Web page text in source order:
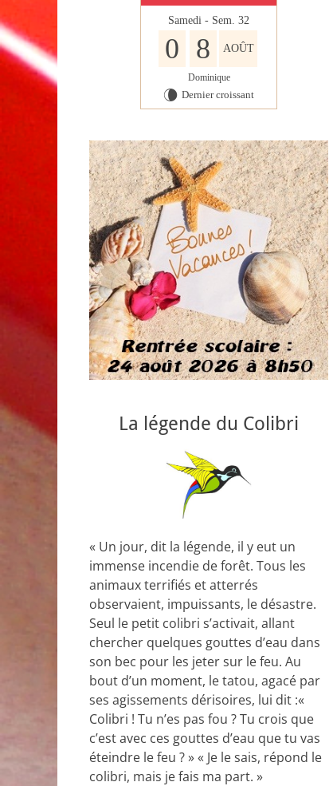
Samedi - Sem. 32
0 8 AOÛT
Dominique
V Dernier croissant
La légende du Colibri
« Un jour, dit la légende, il y eut un
immense incendie de forêt. Tous les
animaux terrifiés et atterrés
observaient, impuissants, le désastre.
Seul le petit colibri s’activait, allant
chercher quelques gouttes d’eau dans
son bec pour les jeter sur le feu. Au
bout d’un moment, le tatou, agacé par
ses agissements dérisoires, lui dit :«
Colibri ! Tu n’es pas fou ? Tu crois que
c’est avec ces gouttes d’eau que tu vas
éteindre le feu ? » « Je le sais, répond le
colibri, mais je fais ma part. »